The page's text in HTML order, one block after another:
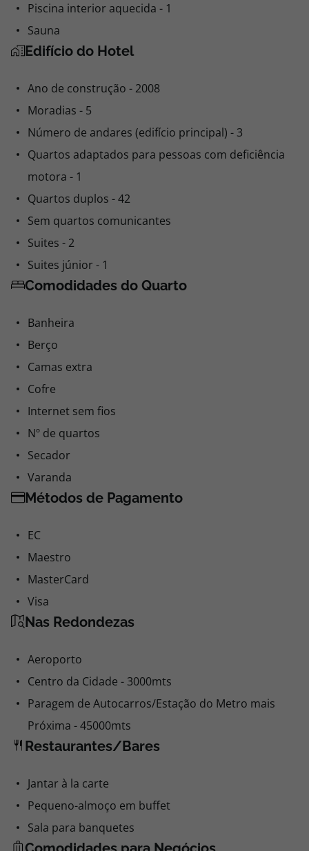
Piscina interior aquecida - 1
Sauna
Edifício do Hotel
Ano de construção - 2008
Moradias - 5
Número de andares (edifício principal) - 3
Quartos adaptados para pessoas com deficiência
motora - 1
Quartos duplos - 42
Sem quartos comunicantes
Suites - 2
Suites júnior - 1
Comodidades do Quarto
Banheira
Berço
Camas extra
Cofre
Internet sem fios
Nº de quartos
Secador
Varanda
Métodos de Pagamento
EC
Maestro
MasterCard
Visa
Nas Redondezas
Aeroporto
Centro da Cidade - 3000mts
Paragem de Autocarros/Estação do Metro mais
Próxima - 45000mts
Restaurantes/Bares
Jantar à la carte
Pequeno-almoço em buffet
Sala para banquetes